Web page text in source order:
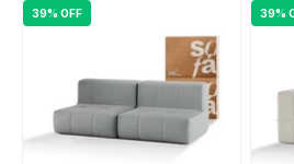
39% OFF 39%